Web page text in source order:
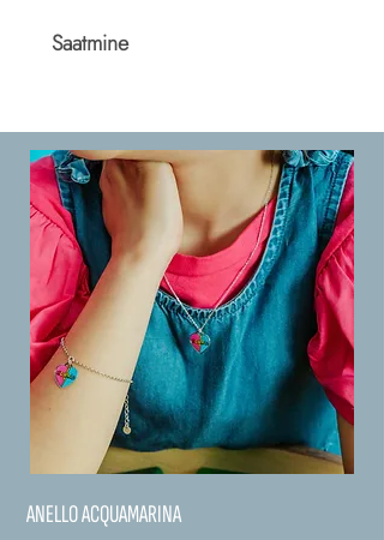
Saatmine
ANELLO ACQUAMARINA